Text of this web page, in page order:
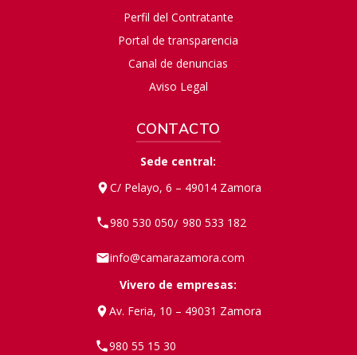
Perfil del Contratante
Portal de transparencia
Canal de denuncias
Aviso Legal
CONTACTO
Sede central:
C/ Pelayo, 6 – 49014 Zamora
980 530 050/ 980 533 182
info@camarazamora.com
Vivero de empresas:
Av. Feria, 10 – 49031 Zamora
980 55 15 30